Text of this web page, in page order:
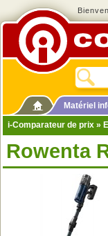
Matériel
i-Comparateur de prix »
Rowenta